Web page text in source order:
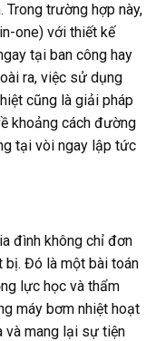
Trong trường hợp này,
one) với thiết kế
tại ban công hay
ra, việc sử dụng
cũng là giải pháp
khoảng cách đường
tại vòi ngay lập tức
đình không chỉ đơn
bị. Đó là một bài toán
lực học và thẩm
máy bơm nhiệt hoạt
và mang lại sự tiện